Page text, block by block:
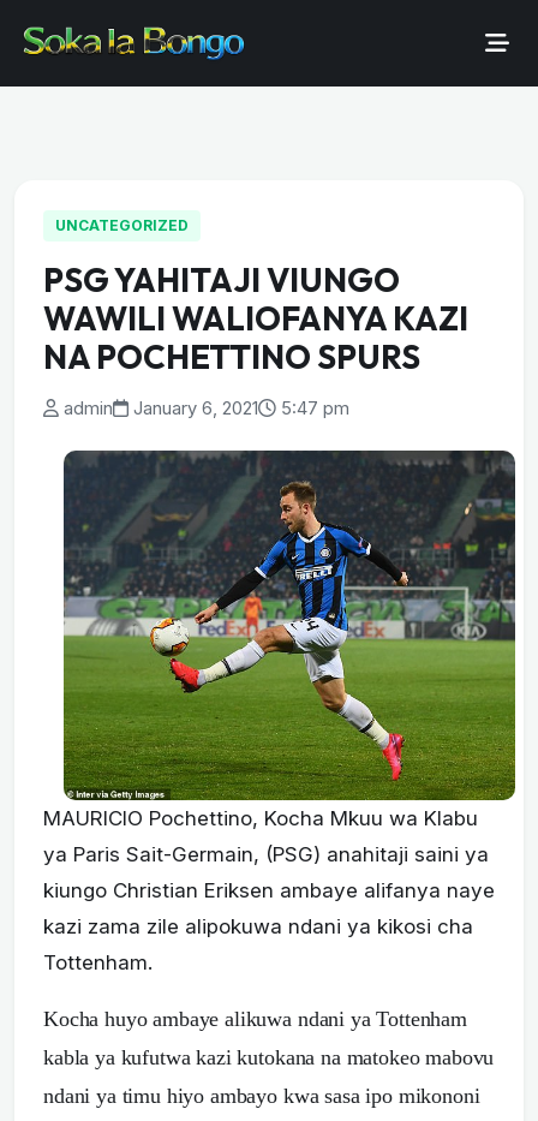
UNCATEGORIZED
PSG YAHITAJI VIUNGO
WAWILI WALIOFANYA KAZI
NA POCHETTINO SPURS
admin January 6, 2021 5:47 pm
MAURICIO Pochettino, Kocha Mkuu wa Klabu
ya Paris Sait-Germain, (PSG) anahitaji saini ya
kiungo Christian Eriksen ambaye alifanya naye
kazi zama zile alipokuwa ndani ya kikosi cha
Tottenham.
Kocha huyo ambaye alikuwa ndani ya Tottenham
kabla ya kufutwa kazi kutokana na matokeo mabovu
ndani ya timu hiyo ambayo kwa sasa ipo mikononi